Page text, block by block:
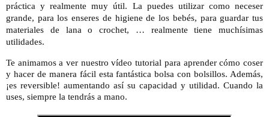
práctica y realmente muy útil. La puedes utilizar como neceser
grande, para los enseres de higiene de los bebés, para guardar tus
materiales de lana o crochet, … realmente tiene muchísimas
utilidades.
Te animamos a ver nuestro vídeo tutorial para aprender cómo coser
y hacer de manera fácil esta fantástica bolsa con bolsillos. Además,
¡es reversible! aumentando así su capacidad y utilidad. Cuando la
uses, siempre la tendrás a mano.